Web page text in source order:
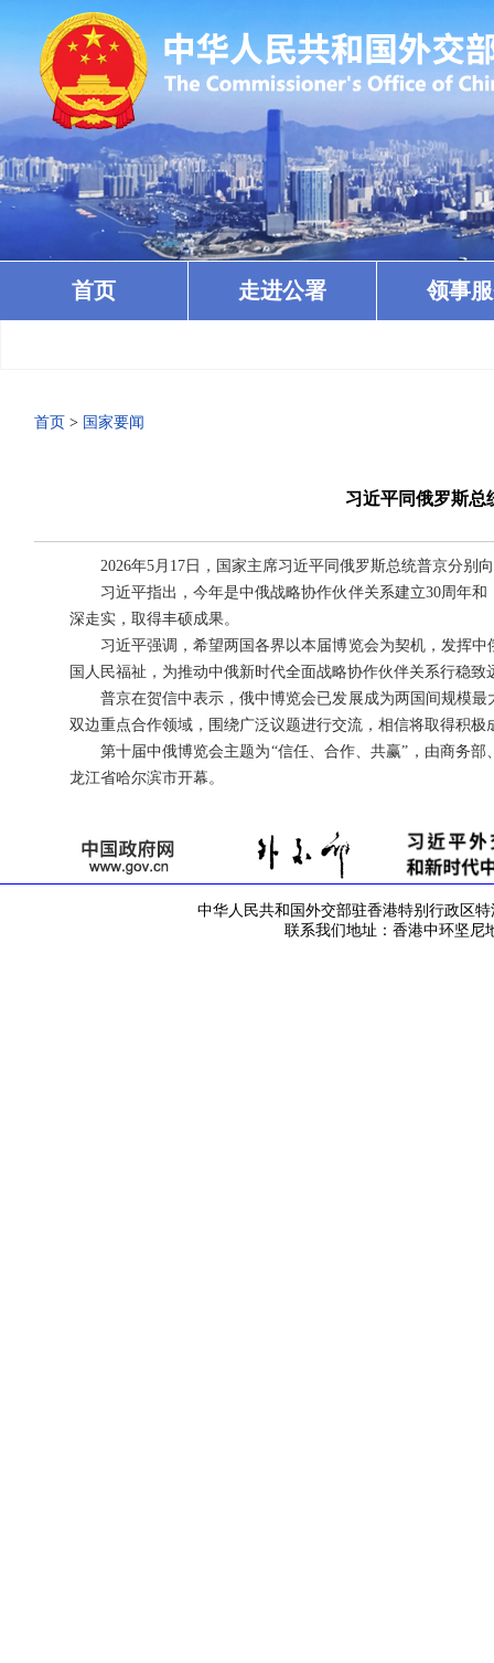
首页 走进公署 领事
首页 > 国家要闻
习近平同俄罗斯总
2026年5月17日，国家主席习近平同俄罗斯总统普京分别
习近平指出，今年是中俄战略协作伙伴关系建立30周年
深走实，取得丰硕成果。
习近平强调，希望两国各界以本届博览会为契机，发挥
国人民福祉，为推动中俄新时代全面战略协作伙伴关系行稳致
普京在贺信中表示，俄中博览会已发展成为两国间规模
双边重点合作领域，围绕广泛议题进行交流，相信将取得积
第十届中俄博览会主题为“信任、合作、共赢”，由商务
龙江省哈尔滨市开幕。
中华人民共和国外交部驻香港特别行政区特
联系我们地址：香港中环坚尼